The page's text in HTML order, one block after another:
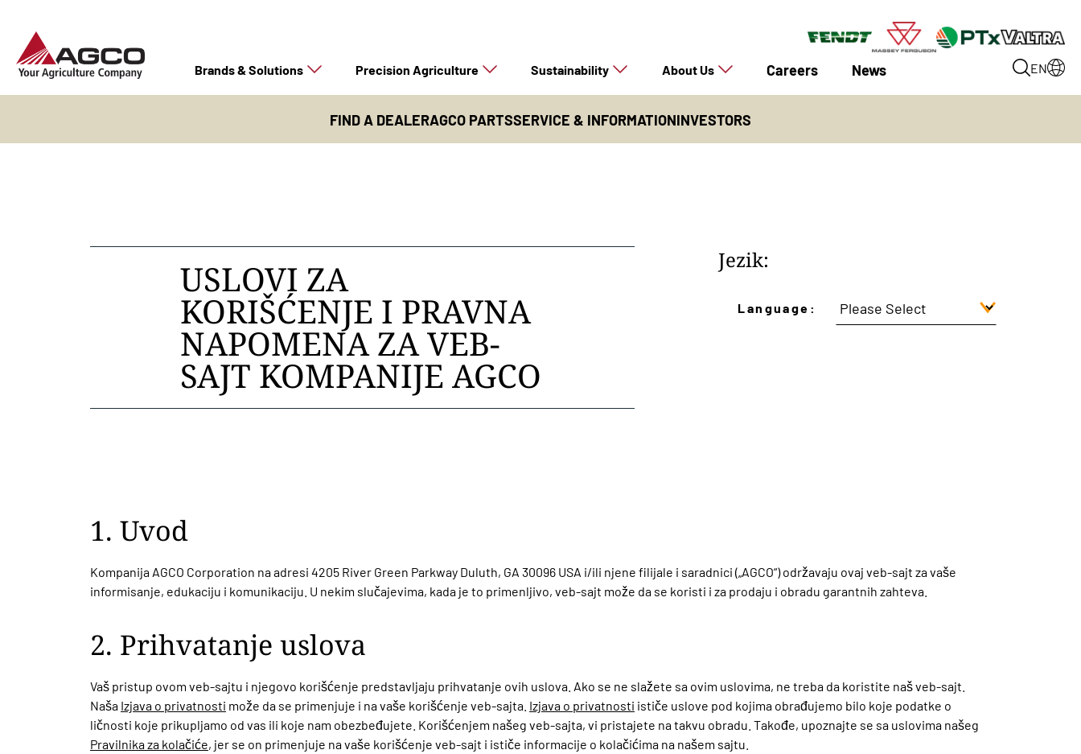
Brands & Solutions Precision Agriculture Sustainability About Us Careers News
FIND A DEALERAGCO PARTSSERVICE & INFORMATIONINVESTORS
EN
USLOVI ZA
KORIŠĆENJE I PRAVNA
NAPOMENA ZA VEB-
SAJT KOMPANIJE AGCO
Jezik:
Language:
1. Uvod
Kompanija AGCO Corporation na adresi 4205 River Green Parkway Duluth, GA 30096 USA i/ili njene filijale i saradnici („AGCO“) održavaju ovaj veb-sajt za vaše
informisanje, edukaciju i komunikaciju. U nekim slučajevima, kada je to primenljivo, veb-sajt može da se koristi i za prodaju i obradu garantnih zahteva.
2. Prihvatanje uslova
Vaš pristup ovom veb-sajtu i njegovo korišćenje predstavljaju prihvatanje ovih uslova. Ako se ne slažete sa ovim uslovima, ne treba da koristite naš veb-sajt.
Naša Izjava o privatnosti može da se primenjuje i na vaše korišćenje veb-sajta. Izjava o privatnosti ističe uslove pod kojima obrađujemo bilo koje podatke o
ličnosti koje prikupljamo od vas ili koje nam obezbeđujete. Korišćenjem našeg veb-sajta, vi pristajete na takvu obradu. Takođe, upoznajte se sa uslovima našeg
Pravilnika za kolačiće, jer se on primenjuje na vaše korišćenje veb-sajt i ističe informacije o kolačićima na našem sajtu.